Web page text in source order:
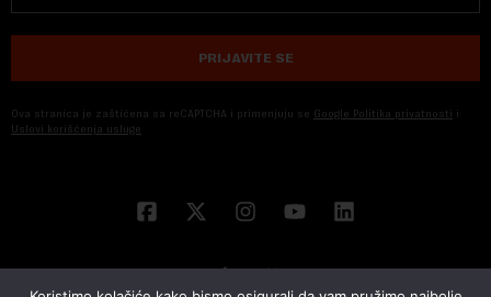
PRIJAVITE SE
Ova stranica je zaštićena sa reCAPTCHA i primenjuju se Google Politika privatnosti i
Uslovi korišćenja usluge